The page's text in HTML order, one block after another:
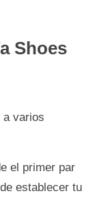
Shoes
a varios
el primer par
establecer tu